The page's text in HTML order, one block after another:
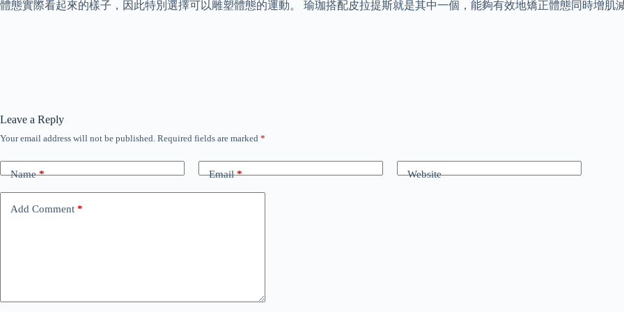
體態實際看起來的樣子，因此特別選擇可以雕塑體態的運動。 瑜珈搭配皮拉提斯就是其中一個，能夠有效地矯正體態同時增肌
Leave a Reply
Your email address will not be published. Required fields are marked *
Name* Email* Website
Add Comment *